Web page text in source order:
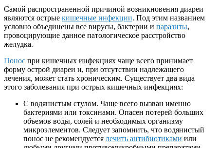
Самой распространенной причиной возникновения диареи
являются острые кишечные инфекции. Под этим названием
условно объединены все вирусы, бактерии и паразиты,
провоцирующие данное патологическое расстройство
желудка.
Понос при кишечных инфекциях чаще всего принимает
форму острой диареи и, при отсутствии надлежащего
лечения, может стать хроническим. Существует два вида
этого заболевания при острых кишечных инфекциях:
С водянистым стулом. Чаще всего вызван именно
бактериями или токсинами. Опасен потерей больших
объемов воды, солей и необходимых организму
микроэлементов. Следует запомнить, что водянистый
понос не рекомендуется лечить антибиотиками или